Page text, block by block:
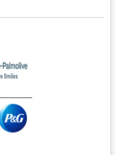
atribución según CC BY 4.0.